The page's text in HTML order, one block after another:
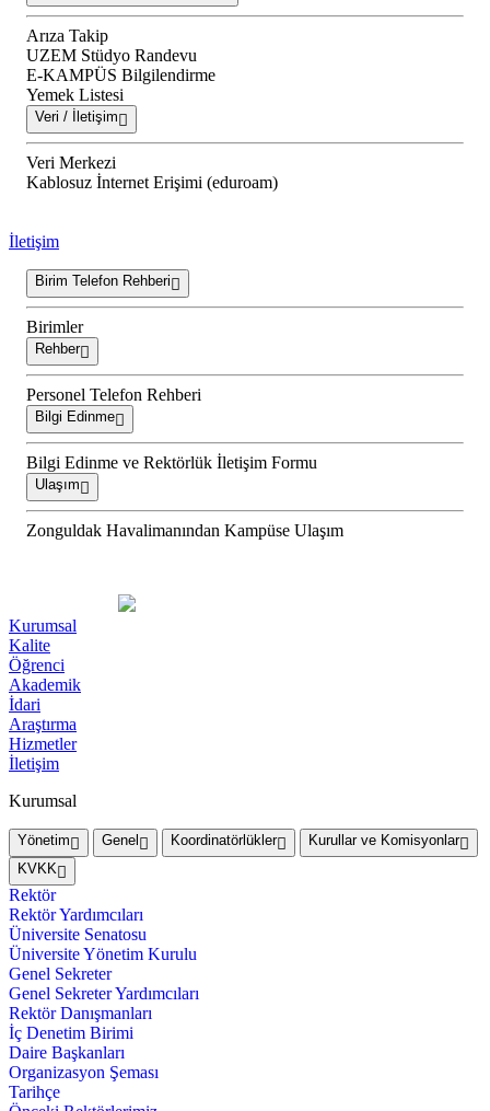
Arıza Takip
UZEM Stüdyo Randevu
E-KAMPÜS Bilgilendirme
Yemek Listesi
Veri / İletişim
Veri Merkezi
Kablosuz İnternet Erişimi (eduroam)
İletişim
Birim Telefon Rehberi
Birimler
Rehber
Personel Telefon Rehberi
Bilgi Edinme
Bilgi Edinme ve Rektörlük İletişim Formu
Ulaşım
Zonguldak Havalimanından Kampüse Ulaşım
Kurumsal
Kalite
Öğrenci
Akademik
İdari
Araştırma
Hizmetler
İletişim
Kurumsal
Yönetim Genel Koordinatörlükler
Kurullar ve Komisyonlar
KVKK
Rektör
Rektör Yardımcıları
Üniversite Senatosu
Üniversite Yönetim Kurulu
Genel Sekreter
Genel Sekreter Yardımcıları
Rektör Danışmanları
İç Denetim Birimi
Daire Başkanları
Organizasyon Şeması
Tarihçe